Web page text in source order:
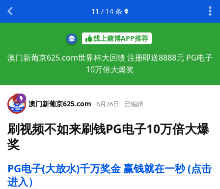
线上赌博APP推荐
澳门新葡京625.com世界杯大回馈 注册即送8888元 PG电子
10万倍大爆奖
11 / 14 条
澳门新葡京625.​com 6月26日 已编辑
刷视频不如来刷钱PG电子10万倍大爆
奖
PG电子(大放水)千万奖金 赢钱就在一秒 (点击
进入）